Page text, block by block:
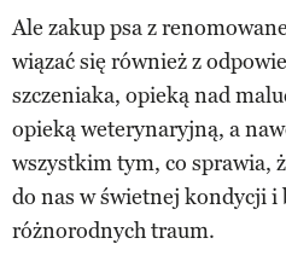
Ale zakup psa z
wiązać się również z
szczeniaka, opieką nad
opieką weterynaryjną, a
wszystkim tym, co sprawia,
do nas w świetnej kondycji i
różnorodnych traum.